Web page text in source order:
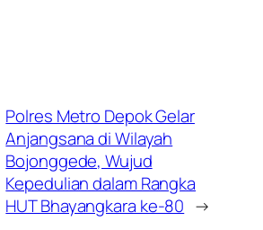
Polres Metro Depok Gelar
Anjangsana di Wilayah
Bojonggede, Wujud
Kepedulian dalam Rangka
HUT Bhayangkara ke-80 →